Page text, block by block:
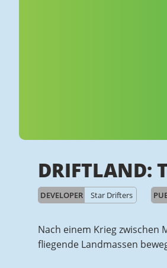
DRIFTLAND:
DEVELOPER Star Drifters
Nach einem Krieg zwischen
fliegende Landmassen